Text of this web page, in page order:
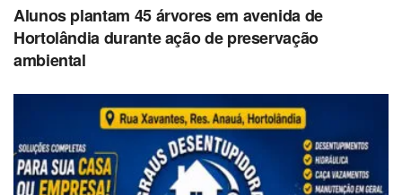
Alunos plantam 45 árvores em avenida de
Hortolândia durante ação de preservação
ambiental